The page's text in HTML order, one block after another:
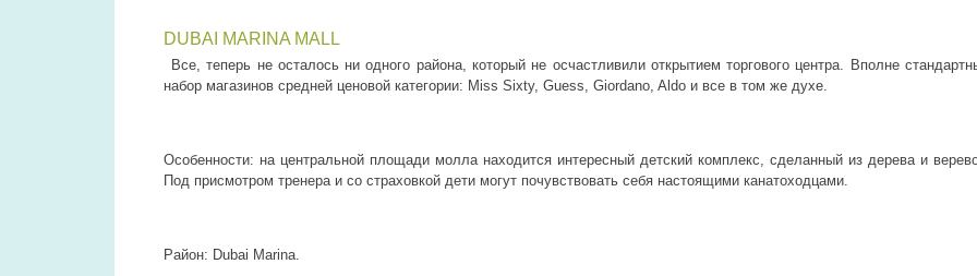
DUBAI MARINA MALL
Все, теперь не осталось ни одного района, который не осчастливили открытием торгового центра. Вполне
набор магазинов средней ценовой категории: Miss Sixty, Guess, Giordano, Aldo и все в том же духе.
Особенности: на центральной площади молла находится интересный детский комплекс, сделанный из дерева и
Под присмотром тренера и со страховкой дети могут почувствовать себя настоящими канатоходцами.
Район: Dubai Marina.